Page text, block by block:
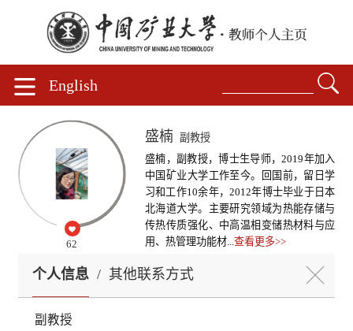
English
62
盛楠 副教授
盛楠，副教授，博士生导师，2019年加入
中国矿业大学工作至今。回国前，留日学
习和工作10余年，2012年博士毕业于日本
北海道大学。主要研究领域为热能存储与
传热传质强化、中高温相变储热材料与应
用、热管理功能材... 查看更多>>
个人信息 / 其他联系方式
副教授